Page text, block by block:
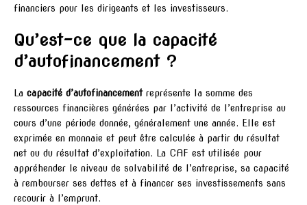
financiers pour les dirigeants et les investisseurs.
Qu’est-ce que la capacité
d’autofinancement ?
La capacité d’autofinancementreprésente la somme des
ressources financières générées par l’activité de l’entreprise au
cours d’une période donnée, généralement une année. Elle est
exprimée en monnaie et peut être calculée à partir du résultat
net ou du résultat d’exploitation. La CAF est utilisée pour
appréhender le niveau de solvabilité de l’entreprise, sa capacité
à rembourser ses dettes et à financer ses investissements sans
recourir à l’emprunt.